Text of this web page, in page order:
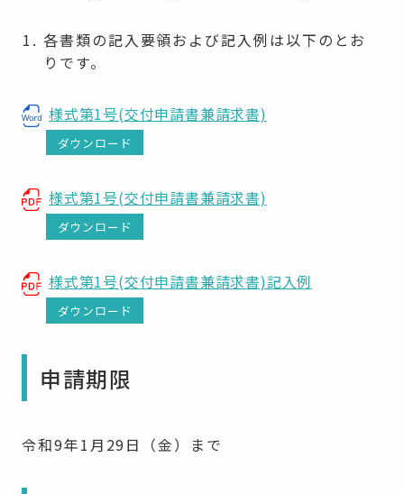
各書類の記入要領および記入例は以下のとお
りです。
様式第1号(交付申請書兼請求書)
ダウンロード
様式第1号(交付申請書兼請求書)
ダウンロード
様式第1号(交付申請書兼請求書)記入例
ダウンロード
申請期限
令和9年1月29日（金）まで